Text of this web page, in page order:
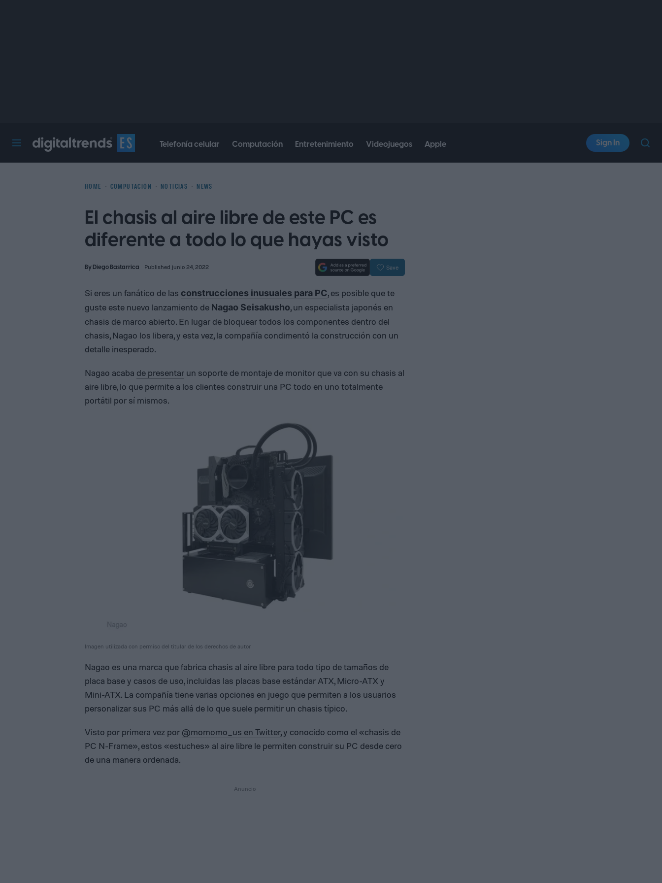
Telefonía celular Computación Entretenimiento Videojuegos Apple Sign In
HOME COMPUTACIÓN NOTICIAS NEWS
El chasis al aire libre de este PC es
diferente a todo lo que hayas visto
ByDiego Bastarrica Published junio 24, 2022 Save
Si eres un fanático de las construcciones inusuales para PC, es posible que te
guste este nuevo lanzamiento de Nagao Seisakusho, un especialista japonés en
chasis de marco abierto. En lugar de bloquear todos los componentes dentro del
chasis, Nagao los libera, y esta vez, la compañía condimentó la construcción con un
detalle inesperado.
Nagao acaba de presentar un soporte de montaje de monitor que va con su chasis al
aire libre, lo que permite a los clientes construir una PC todo en uno totalmente
portátil por sí mismos.
Imagen utilizada con permiso del titular de los derechos de autor
Nagao es una marca que fabrica chasis al aire libre para todo tipo de tamaños de
placa base y casos de uso, incluidas las placas base estándar ATX, Micro-ATX y
Mini-ATX. La compañía tiene varias opciones en juego que permiten a los usuarios
personalizar sus PC más allá de lo que suele permitir un chasis típico.
Visto por primera vez por @momomo_us en Twitter, y conocido como el «chasis de
PC N-Frame», estos «estuches» al aire libre le permiten construir su PC desde cero
de una manera ordenada.